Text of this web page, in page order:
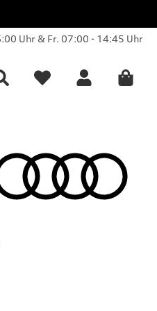
Uhr & Fr. 07:00 - 14:45 Uhr
Sale Collection